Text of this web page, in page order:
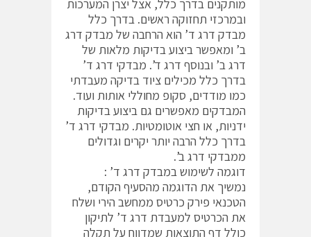
מותקנים בדרך כלל, אצל יצרן המערכות
ובמרכזי תחזוקה ראשים. בדרך כלל
מבדק דרג ד’ הוא הרחבה של מבדק דרג
ב’ ומאפשר ביצוע בדיקות מלאות של
דרג ב’ ובנוסף דרג ד’. מבדקי דרג ד’
בדרך כלל מכילים ציוד בדיקה מעבדתי
כמו מודדים, סקופ מחוללי אותות ועוד.
המבדקים מאפשרים גם ביצוע בדיקות
ידניות, או חצי אוטומטיות. מבדקי דרג ד’
בדרך כלל הרבה יותר יקרים וגדולים
ממבדקי דרג ב’.
דוגמה לשימוש במבדק דרג ד’ :
נמשיך את הדוגמה מהסעיף הקודם,
הטכנאי פירק כרטיס ממחשב הירי ושלח
את הכרטיס למעבדת דרג ד’ לתיקון
כולל דף התוצאות שמדווח על תקלה